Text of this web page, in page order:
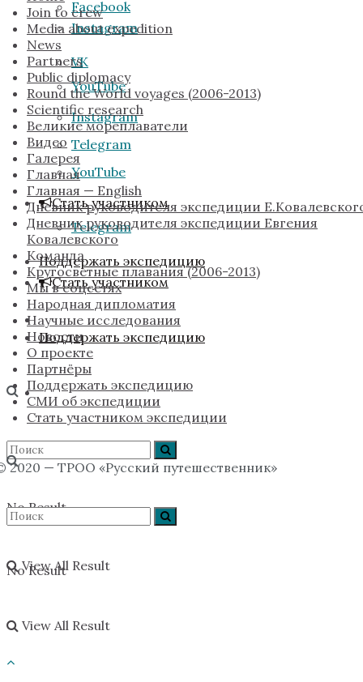
Instagram
YouTube
Telegram
Стать участником
Поддержать экспедицию
No Result
View All Result
Facebook
VK
Instagram
YouTube
Telegram
Стать участником
Поддержать экспедицию
No Result
View All Result
Join to crew
Media about expedition
News
Partners
Public diplomacy
Round the World voyages (2006-2013)
Scientific research
Великие мореплаватели
Видео
Галерея
Главная
Главная — English
Дневник руководителя экспедиции
Дневник руководителя экспедиции Евгения
Ковалевского
Команда
Кругосветные плавания (2006-2013)
Мы в соцсетях
Народная дипломатия
Научные исследования
Новости
О проекте
Партнёры
Поддержать экспедицию
СМИ об экспедиции
Стать участником экспедиции
2020 — ТРОО «Русский путешественник»